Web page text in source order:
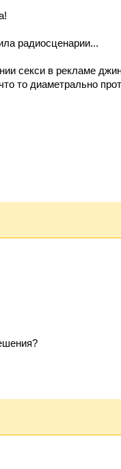
радиосценарии...
секси в рекламе
то диаметрально